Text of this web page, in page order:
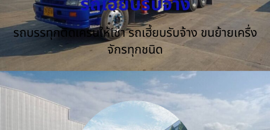
รถบรรทุกติดเครนให้เช่า รถเฮี้ยบรับจ้าง ขนย้ายเครื่ง
จักรทุกชนิด